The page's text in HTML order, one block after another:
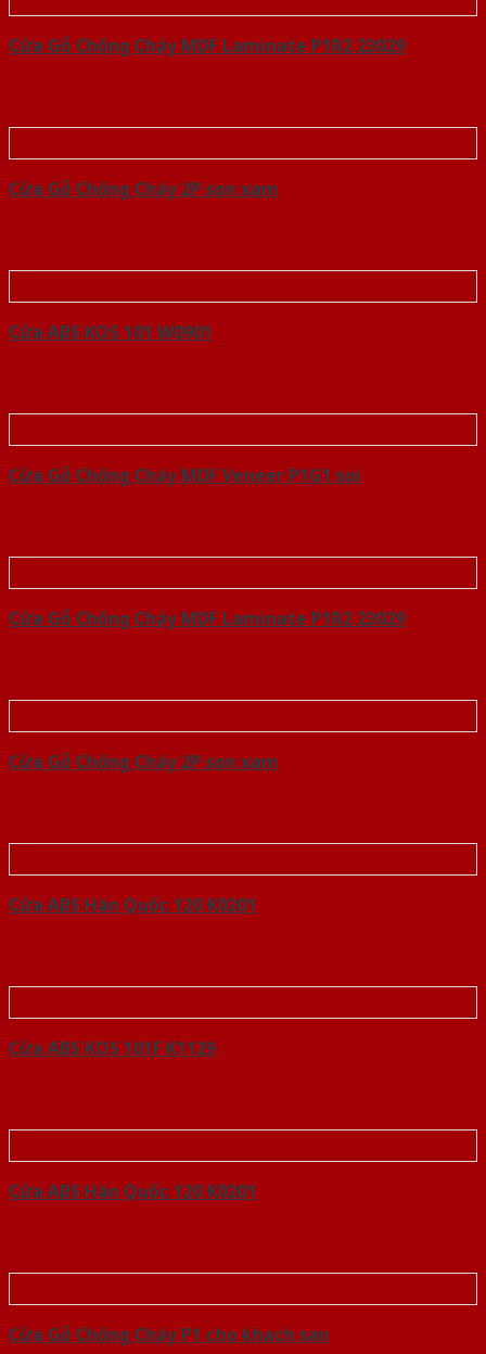
Cửa Gỗ Chống Cháy MDF Laminate P1R2 23029
Cửa Gỗ Chống Cháy 2P son xam
Cửa ABS KOS 101 W0901
Cửa Gỗ Chống Cháy MDF Veneer P1G1 soi
Cửa Gỗ Chống Cháy MDF Laminate P1R2 23029
Cửa Gỗ Chống Cháy 2P son xam
Cửa ABS Hàn Quốc 120 K0201
Cửa ABS KOS 101F K1129
Cửa ABS Hàn Quốc 120 K0201
Cửa Gỗ Chống Cháy P1 cho khach san